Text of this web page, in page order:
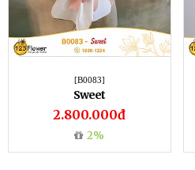
[B0083]
Sweet
2.800.000đ
2%